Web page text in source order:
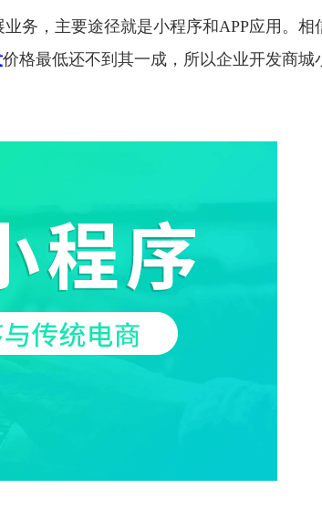
，主要途径就是小程序和APP应用。相
价格最低还不到其一成，所以企业开发商